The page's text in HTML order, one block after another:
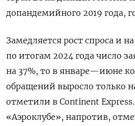
допандемийного 2019 года,
Замедляется рост спроса и
по итогам 2024 года число
на 37%, то в январе—июне
обращений выросло только
отметили в Continent
«Аэроклубе», напротив,